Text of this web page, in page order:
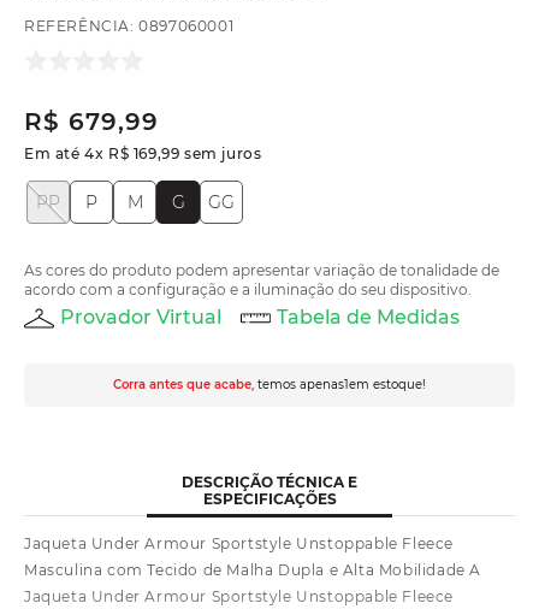
REFERÊNCIA:0897060001
R$ 679,99
Em até4x R$ 169,99 sem juros
G GG
M
P
PP
As cores do produto podem apresentar variação de tonalidade de
acordo com a configuração e a iluminação do seu dispositivo.
Provador Virtual Tabela de Medidas
Corra antes que acabe , temos apenas1em estoque!
DESCRIÇÃO TÉCNICA E
ESPECIFICAÇÕES
Jaqueta Under Armour Sportstyle Unstoppable Fleece
Masculina com Tecido de Malha Dupla e Alta Mobilidade A
Jaqueta Under Armour Sportstyle Unstoppable Fleece